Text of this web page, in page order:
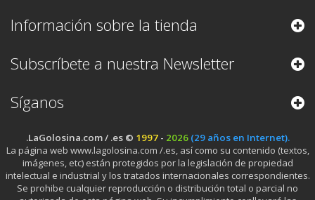
Información sobre la tienda
Subscríbete a nuestra Newsletter
Síganos
.LaGolosina.com / .es © 1997- 2026 (29 años en Internet).
La página web www.lagolosina.com /.es, así como su contenido (textos,
imágenes, etc) están protegidos por la legislación de propiedad
intelectual e industrial y los tratados internacionales correspondientes.
Se prohibe cualquier reproducción o distribución total o parcial no